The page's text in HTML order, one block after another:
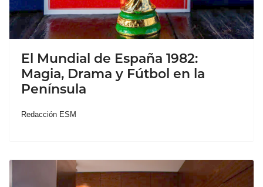
El Mundial de España 1982:
Magia, Drama y Fútbol en la
Península
Redacción ESM